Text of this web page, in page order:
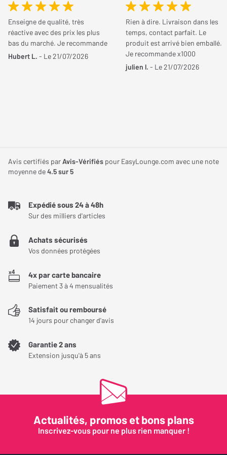
L'ampli à tubes Cayin CS-805A fonctionne en classe A. Ses tubes
300B contrôlent les tubes de puissance de l'étage de sortie tandis
que ses triodes de sortie WE6SN7 sont destinées à l'étage
d'amplification de tension. Les premiers garantissent une
Cayin CS-805A : doté d'une grande puissance
L'ampli à tubes Cayin CS-805A profite de 50 watts de puissance.
enceintes présentes sur le marché, quel que soit le type de
modèle (colonne, compacte ou bibliothèque). Il intègre un
dispositif de contrôle pour pouvoir régler le biais des tubes et
bénéficier d'un fonctionnement toujours optimal. Cela permet
Une connectique suffisante et de qualité pour
l'ampli à tubes Cayin CS-805A
L'ampli à tubes Cayin CS-805A est équipé de trois entrées RCA de
Largeur 420 mm
Hauteur 240 mm
389 mm
Enseigne de qualité, très
réactive avec des prix les plus
bas du marché. Je recommande
Hubert L. - Le 21/07/2026
Rien à dire. Livraison dans les
temps, contact parfait. Le
produit est arrivé bien emballé.
Je recommande x1000
julien l. - Le 21/07/2026
Avis certifiés parAvis-Vérifiés pour EasyLounge.com avec une note
moyenne de4.5sur 5
Expédié sous 24 à 48h
Sur des milliers d'articles
Achats sécurisés
Vos données protégées
4x par carte bancaire
Paiement 3 à 4 mensualités
Satisfait ou remboursé
14 jours pour changer d'avis
Garantie 2 ans
Extension jusqu'à 5 ans
Actualités, promos et bons plans
Inscrivez-vous pour ne plus rien manquer !